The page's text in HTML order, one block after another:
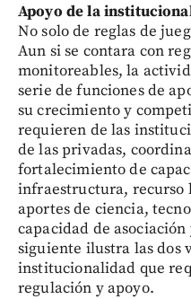
Apoyo de la
No solo de reglas de
Aun si se contara con
monitoreables, la
serie de funciones de
su crecimiento y
requieren de las
de las privadas,
fortalecimiento de
infraestructura, recurso
aportes de ciencia,
capacidad de
siguiente ilustra las dos
institucionalidad que
regulación y apoyo.